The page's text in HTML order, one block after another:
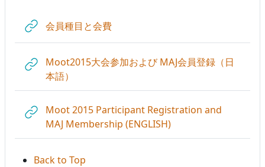
会員種目と会費URL
Moot2015大会参加および MAJ会員登録（日
本語）
Moot 2015 Participant Registration and
MAJ Membership (ENGLISH)URL
Back to Top